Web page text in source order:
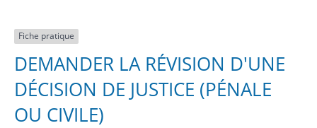
Fiche pratique
DEMANDER LA RÉVISION D'UNE
DÉCISION DE JUSTICE (PÉNALE
OU CIVILE)